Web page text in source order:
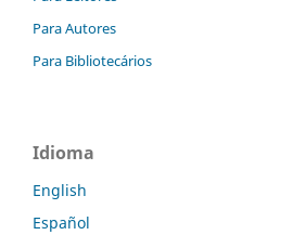
Para Autores
Para Bibliotecários
Idioma
English
Español